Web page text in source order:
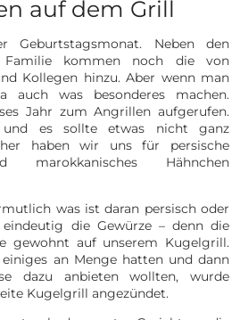
auf dem Grill
Neben den
kommen noch die von
Kollegen hinzu. Aber wenn man
was besonderes machen.
Jahr zum Angrillen aufgerufen.
es sollte etwas nicht ganz
haben wir uns für persische
marokkanisches Hähnchen
was ist daran persisch oder
die Gewürze – denn die
gewohnt auf unserem Kugelgrill.
an Menge hatten und dann
dazu anbieten wollten, wurde
Kugelgrill angezündet.